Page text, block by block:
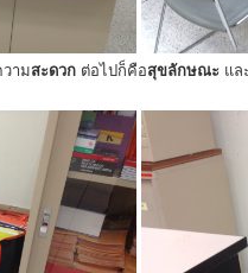
ามสะดวกต่อไปก็คือสุขลักษณะ แล